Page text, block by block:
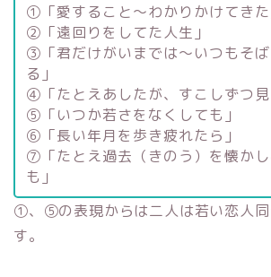
①「愛すること～わかりかけてきた
②「遠回りをしてた人生」
③「君だけがいまでは～いつもそ
る」
④「たとえあしたが、すこしずつ見
⑤「いつか若さをなくしても」
⑥「長い年月を歩き疲れたら」
⑦「たとえ過去（きのう）を懐か
も」
①、⑤の表現からは二人は若い恋人同
す。